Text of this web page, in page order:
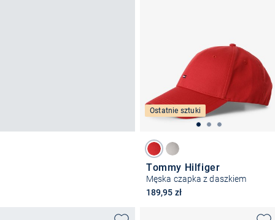
Ostatnie sztuki
Tommy Hilfiger
Męska czapka z daszkiem
189,95 zł